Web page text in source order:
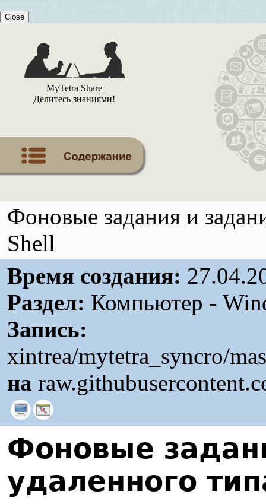
Close
MyTetra Share
Делитесь знаниями!
Фоновые задания и
Shell
Время создания:
Раздел: Компьютер -
Запись:
xintrea/mytetra_syncro/
на
Фоновые
удаленного